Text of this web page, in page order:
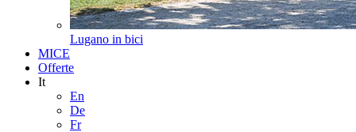
Lugano in bici
MICE
Offerte
It
En
De
Fr